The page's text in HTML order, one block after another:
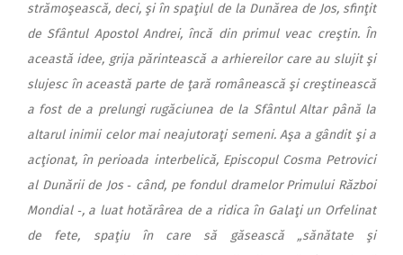
strămoşească, deci, şi în spaţiul de la Dunărea de Jos, sfinţit
de Sfântul Apostol Andrei, încă din primul veac creştin. În
această idee, grija părintească a arhiereilor care au slujit şi
slujesc în această parte de ţară românească şi creştinească
a fost de a prelungi rugăciunea de la Sfântul Altar până la
altarul inimiicelor mai neajutoraţi semeni. Aşa a gândit şi a
acţionat, în perioada interbelică, Episcopul Cosma Petrovici
al Dunării de Jos‑ când, pe fondul dramelor Primului Război
Mondial ‑, a luat hotărârea de a ridica în Galaţi un Orfelinat
de fete, spaţiu în care să găsească „sănătate şi